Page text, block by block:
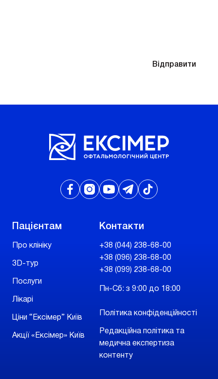
Відправити
Пацієнтам
Про клініку
3D-тур
Послуги
Лікарі
Ціни “Ексімер” Київ
Акції «Ексімер» Київ
Контакти
+38 (044) 238-68-00
+38 (096) 238-68-00
+38 (099) 238-68-00
Пн-Сб: з 9:00 до 18:00
Політика конфіденційності
Редакційна політика та
медична експертиза
контенту